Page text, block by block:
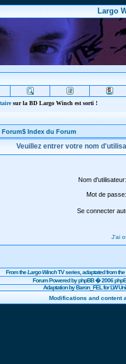
Largo
sur la BD Largo Winch est sorti !
Index du Forum
Veuillez entrer votre nom
Nom d'utilisateur:
Mot de passe:
Se connecter
J'ai
From theLargo WinchTV series, adaptated from
Forum Powered byphpBB� 2006
Adaptation by Baron_FEL for LW
Modifications and content